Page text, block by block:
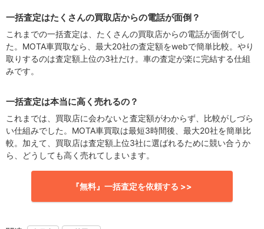
一括査定はたくさんの買取店からの電話が面倒？
これまでの一括査定は、たくさんの買取店からの電話が面倒でし
た。MOTA車買取なら、最大20社の査定額をwebで簡単比較。やり
取りするのは査定額上位の3社だけ。車の査定が楽に完結する仕組
みです。
一括査定は本当に高く売れるの？
これまでは、買取店に会わないと査定額がわからず、比較がしづら
い仕組みでした。MOTA車買取は最短3時間後、最大20社を簡単比
較。加えて、買取店は査定額上位3社に選ばれるために競い合うか
ら、どうしても高く売れてしまいます。
『無料』一括査定を依頼する >>